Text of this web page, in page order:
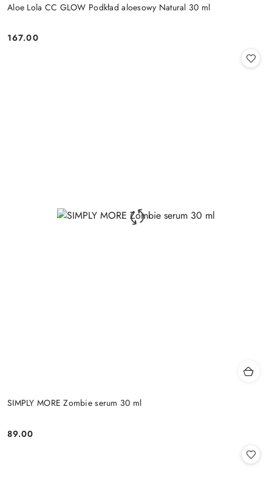
Aloe Lola CC GLOW Podkład aloesowy Natural 30 ml
Cena:
167.00
SIMPLY MORE Zombie serum 30 ml
Cena:
89.00